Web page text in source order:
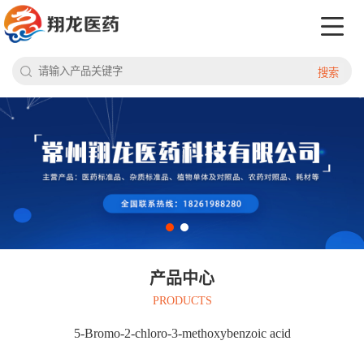
搜索
产品中心
PRODUCTS
5-Bromo-2-chloro-3-methoxybenzoic acid